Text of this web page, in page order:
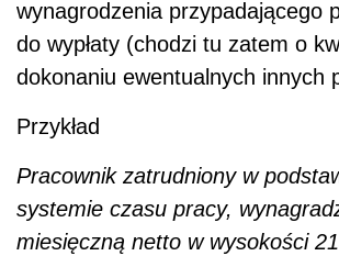
wynagrodzenia przypadającego
do wypłaty (chodzi tu zatem o
dokonaniu ewentualnych innych
Przykład
Pracownik zatrudniony w
systemie czasu pracy,
miesięczną netto w wysokości